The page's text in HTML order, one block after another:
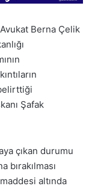
Berna Çelik
Şafak
çıkan durumu
bırakılması
altında